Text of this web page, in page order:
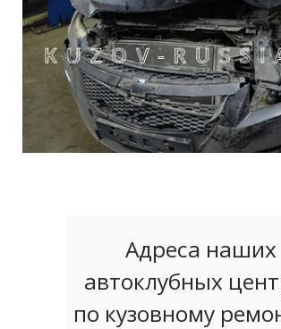
Адреса наших
автоклубных
по кузовному